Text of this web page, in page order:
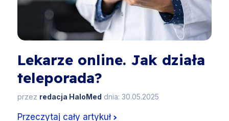
Lekarze online. Jak działa
teleporada?
przez redacja HaloMed dnia: 30.05.2025
Przeczytaj cały artykuł